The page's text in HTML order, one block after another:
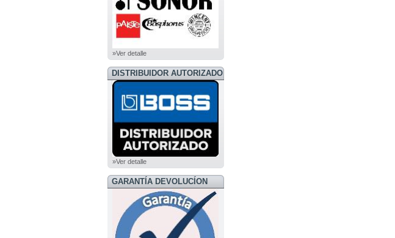
»Ver detalle
DISTRIBUIDOR AUTORIZADO
BOSS
»Ver detalle
GARANTÍA DEVOLUCÍON